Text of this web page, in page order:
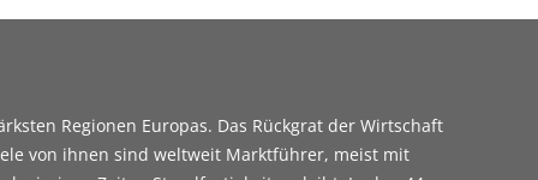
Regionen Europas. Das Rückgrat der Wirtschaft
von ihnen sind weltweit Marktführer, meist mit